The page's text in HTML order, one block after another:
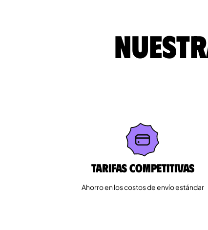
Tarifas competitivas
Ahorro en los costos de envío estándar